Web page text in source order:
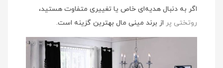
اگر به دنبال هدیه‌ای خاص یا تغییری متفاوت هستید،
روتختی پر از برند مینی‌ مال بهترین گزینه است.